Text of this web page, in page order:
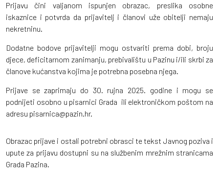
Prijavu čini valjanom ispunjen obrazac, preslika osobne
iskaznice i potvrda da prijavitelj i članovi uže obitelji nemaju
nekretninu.
Dodatne bodove prijavitelji mogu ostvariti prema dobi, broju
djece, deficitarnom zanimanju, prebivalištu u Pazinu i/ili skrbi za
članove kućanstva kojima je potrebna posebna njega.
Prijave se zaprimaju do 30. rujna 2025. godine i mogu se
podnijeti osobno u pisarnici Grada ili elektroničkom poštom na
adresu pisarnica@pazin.hr.
Obrazac prijave i ostali potrebni obrasci te tekst Javnog poziva i
upute za prijavu dostupni su na službenim mrežnim stranicama
Grada Pazina.